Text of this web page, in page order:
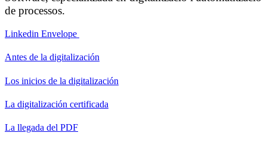
de processos.
Linkedin Envelope
Antes de la digitalización
Los inicios de la digitalización
La digitalización certificada
La llegada del PDF